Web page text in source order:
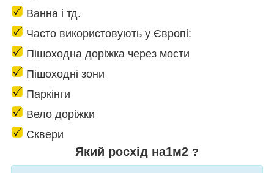
Ванна і тд.
Часто використовують у Європі:
Пішоходна доріжка через мости
Пішоходні зони
Паркінги
Вело доріжки
Сквери
Який росхід на1м2 ?